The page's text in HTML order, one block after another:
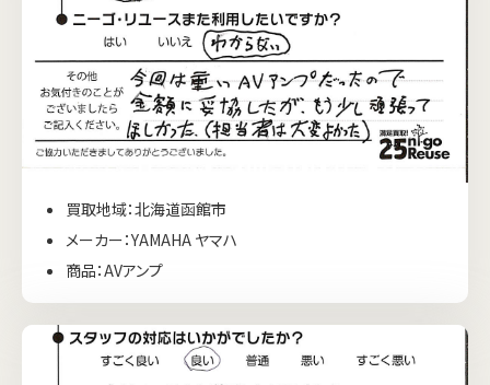
買取地域：北海道函館市
メーカー：YAMAHA ヤマハ
商品：AVアンプ